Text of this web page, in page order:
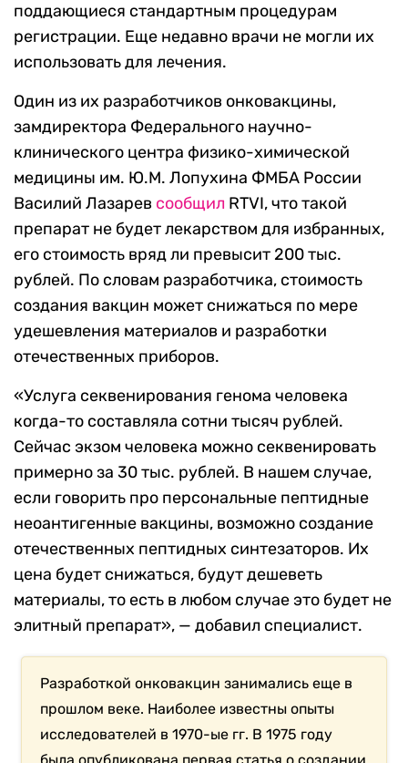
поддающиеся стандартным процедурам
регистрации. Еще недавно врачи не могли их
использовать для лечения.
Один из их разработчиков онковакцины,
замдиректора Федерального научно-
клинического центра физико-химической
медицины им. Ю.М. Лопухина ФМБА России
Василий Лазарев сообщил RTVI, что такой
препарат не будет лекарством для избранных,
его стоимость вряд ли превысит 200 тыс.
рублей. По словам разработчика, стоимость
создания вакцин может снижаться по мере
удешевления материалов и разработки
отечественных приборов.
«Услуга секвенирования генома человека
когда-то составляла сотни тысяч рублей.
Сейчас экзом человека можно секвенировать
примерно за 30 тыс. рублей. В нашем случае,
если говорить про персональные пептидные
неоантигенные вакцины, возможно создание
отечественных пептидных синтезаторов. Их
цена будет снижаться, будут дешеветь
материалы, то есть в любом случае это будет не
элитный препарат», — добавил специалист.
Разработкой онковакцин занимались еще в
прошлом веке. Наиболее известны опыты
исследователей в 1970-ые гг. В 1975 году